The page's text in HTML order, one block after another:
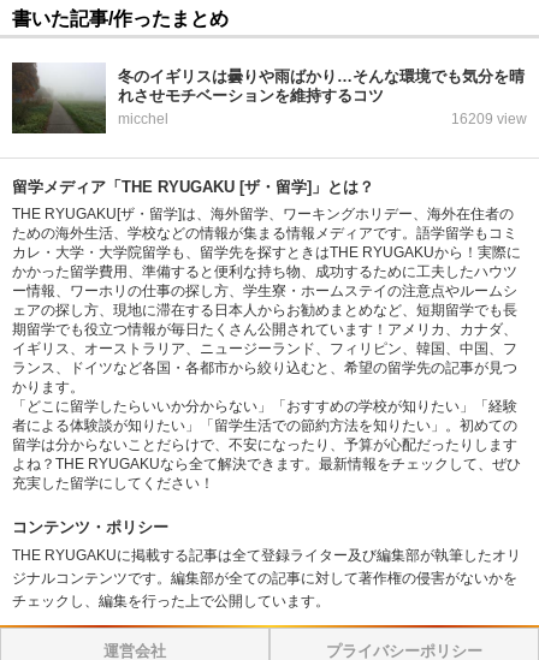
書いた記事/作ったまとめ
冬のイギリスは曇りや雨ばかり…そんな環境でも気分を晴
れさせモチベーションを維持するコツ
micchel 16209 view
留学メディア「THE RYUGAKU [ザ・留学]」とは？
THE RYUGAKU[ザ・留学]は、海外留学、ワーキングホリデー、海外在住者の
ための海外生活、学校などの情報が集まる情報メディアです。語学留学もコミ
カレ・大学・大学院留学も、留学先を探すときはTHE RYUGAKUから！実際に
かかった留学費用、準備すると便利な持ち物、成功するために工夫したハウツ
ー情報、ワーホリの仕事の探し方、学生寮・ホームステイの注意点やルームシ
ェアの探し方、現地に滞在する日本人からお勧めまとめなど、短期留学でも長
期留学でも役立つ情報が毎日たくさん公開されています！アメリカ、カナダ、
イギリス、オーストラリア、ニュージーランド、フィリピン、韓国、中国、フ
ランス、ドイツなど各国・各都市から絞り込むと、希望の留学先の記事が見つ
かります。
「どこに留学したらいいか分からない」「おすすめの学校が知りたい」「経験
者による体験談が知りたい」「留学生活での節約方法を知りたい」。初めての
留学は分からないことだらけで、不安になったり、予算が心配だったりします
よね？THE RYUGAKUなら全て解決できます。最新情報をチェックして、ぜひ
充実した留学にしてください！
コンテンツ・ポリシー
THE RYUGAKUに掲載する記事は全て登録ライター及び編集部が執筆したオリ
ジナルコンテンツです。編集部が全ての記事に対して著作権の侵害がないかを
チェックし、編集を行った上で公開しています。
運営会社 プライバシーポリシー